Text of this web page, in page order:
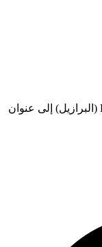
ستتم إرسال رمز بطاقة هدايا الماس Free Fire (البرازيل) إلى عنوان